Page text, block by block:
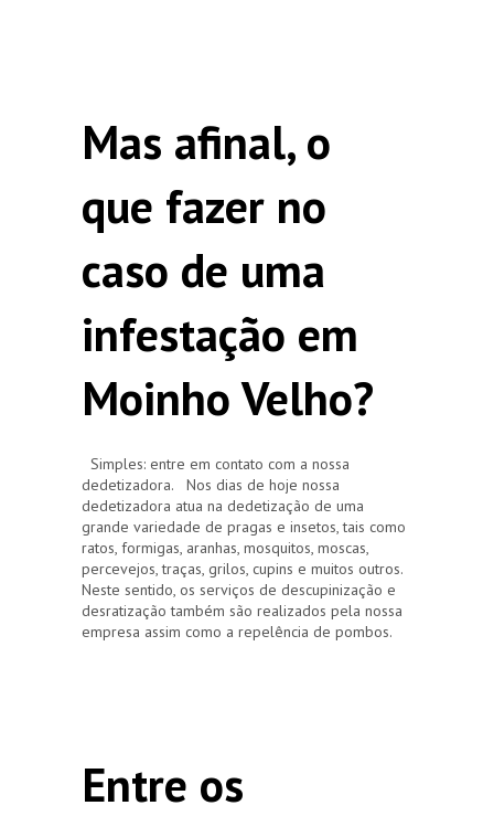
Mas afinal, o
que fazer no
caso de uma
infestação em
Moinho Velho?
Simples: entre em contato com a nossa
dedetizadora. Nos dias de hoje nossa
dedetizadora atua na dedetização de uma
grande variedade de pragas e insetos, tais como
ratos, formigas, aranhas, mosquitos, moscas,
percevejos, traças, grilos, cupins e muitos outros.
Neste sentido, os serviços de descupinização e
desratização também são realizados pela nossa
empresa assim como a repelência de pombos.
Entre os